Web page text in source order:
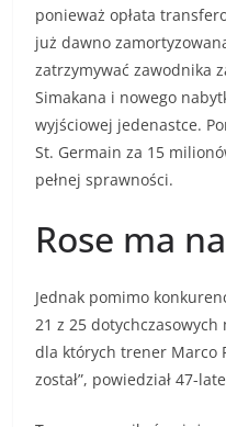
ponieważ opłata
już dawno
zatrzymywać zawodnika
Simakana i nowego
wyjściowej jedenastce.
St. Germain za 15
pełnej sprawności.
Rose ma
Jednak pomimo
21 z 25
dla których trener Marco
został”, powiedział 47-